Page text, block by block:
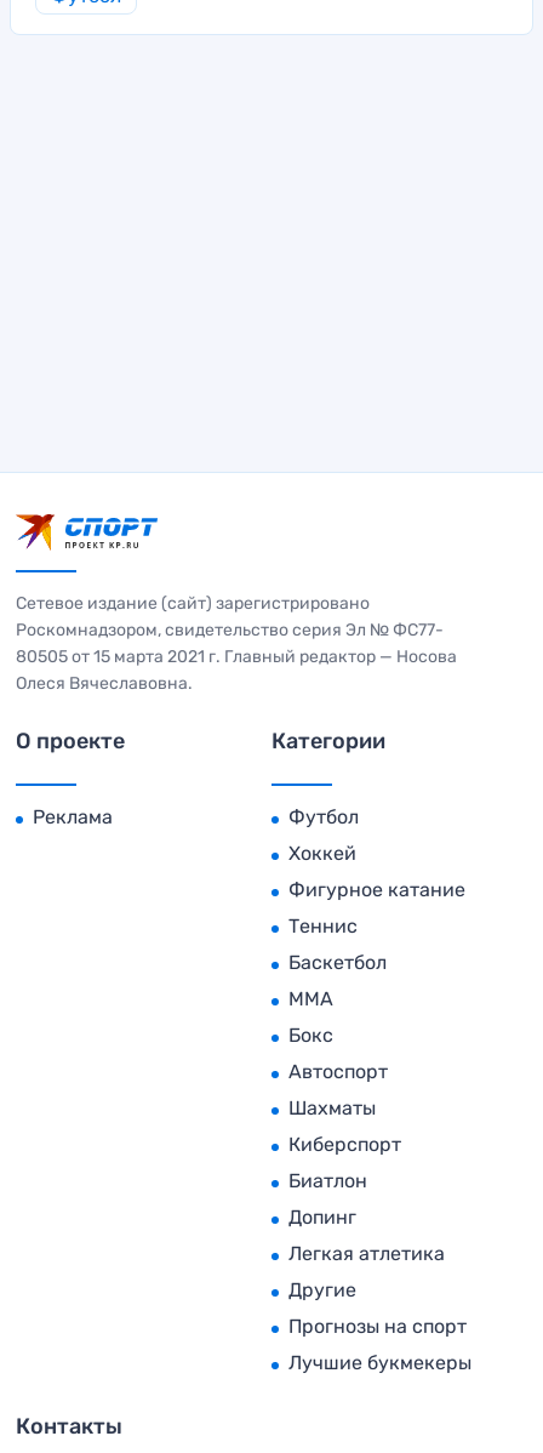
Сетевое издание (сайт) зарегистрировано
Роскомнадзором, свидетельство серия Эл № ФС77-
80505 от 15 марта 2021 г. Главный редактор — Носова
Олеся Вячеславовна.
О проекте
Реклама
Категории
Футбол
Хоккей
Фигурное катание
Теннис
Баскетбол
MMA
Бокс
Автоспорт
Шахматы
Киберспорт
Биатлон
Допинг
Легкая атлетика
Другие
Прогнозы на спорт
Лучшие букмекеры
Контакты